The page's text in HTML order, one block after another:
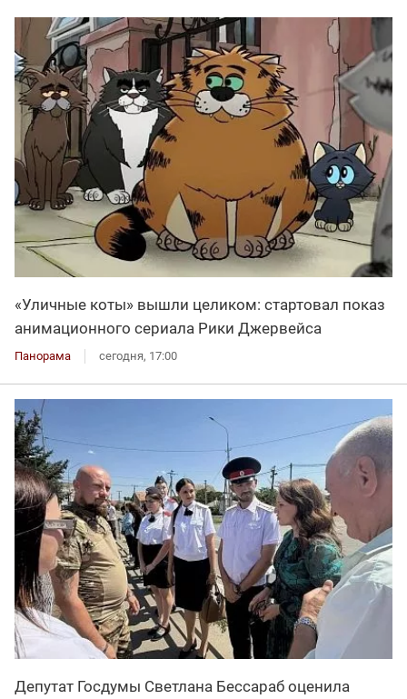
«Уличные коты» вышли целиком: стартовал показ
анимационного сериала Рики Джервейса
Панорама сегодня, 17:00
Депутат Госдумы Светлана Бессараб оценила